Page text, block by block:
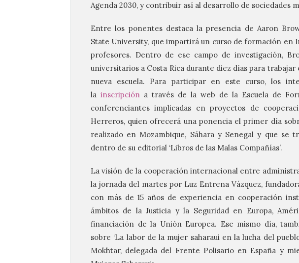
Agenda 2030, y contribuir así al desarrollo de sociedades
Entre los ponentes destaca la presencia de Aaron
State University, que impartirá un curso de formación en
profesores. Dentro de ese campo de investigación,
universitarios a Costa Rica durante diez días para
nueva escuela. Para participar en este curso, los
la inscripción a través de la web de la Escuela de
conferenciantes implicadas en proyectos de
Herreros, quien ofrecerá una ponencia el primer día
realizado en Mozambique, Sáhara y Senegal y que se
dentro de su editorial ‘Libros de las Malas Compañías’.
La visión de la cooperación internacional entre
la jornada del martes por Luz Entrena Vázquez,
con más de 15 años de experiencia en cooperación
ámbitos de la Justicia y la Seguridad en Europa,
financiación de la Unión Europea. Ese mismo día,
sobre ‘La labor de la mujer saharaui en la lucha del
Mokhtar, delegada del Frente Polisario en España y